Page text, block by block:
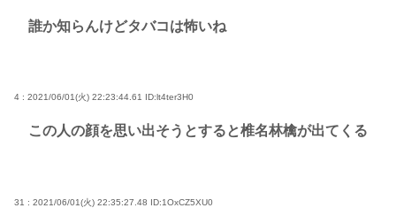
誰か知らんけどタバコは怖いね
4 : 2021/06/01(火) 22:23:44.61 ID:lt4ter3H0
この人の顔を思い出そうとすると椎名林檎が出てくる
31 : 2021/06/01(火) 22:35:27.48 ID:1OxCZ5XU0